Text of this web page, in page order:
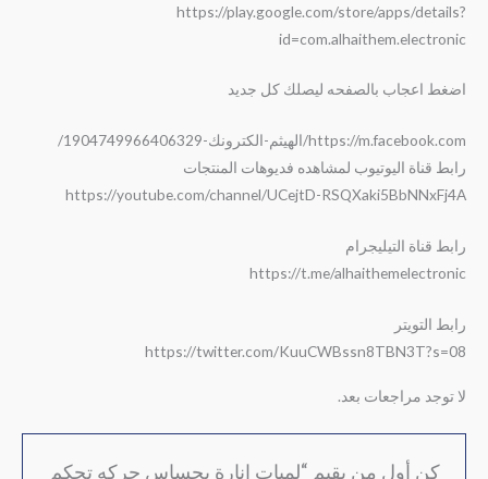
https://play.google.com/store/apps/details?
id=com.alhaithem.electronic
اضغط اعجاب بالصفحه ليصلك كل جديد
https://m.facebook.com/الهيثم-الكترونك-1904749966406329/
رابط قناة اليوتيوب لمشاهده فديوهات المنتجات
https://youtube.com/channel/UCejtD-RSQXaki5BbNNxFj4A
رابط قناة التيليجرام
https://t.me/alhaithemelectronic
رابط التويتر
https://twitter.com/KuuCWBssn8TBN3T?s=08
لا توجد مراجعات بعد.
كن أول من يقيم “لمبات انارة بحساس حركه تحكم